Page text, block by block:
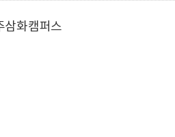
삼화캠퍼스